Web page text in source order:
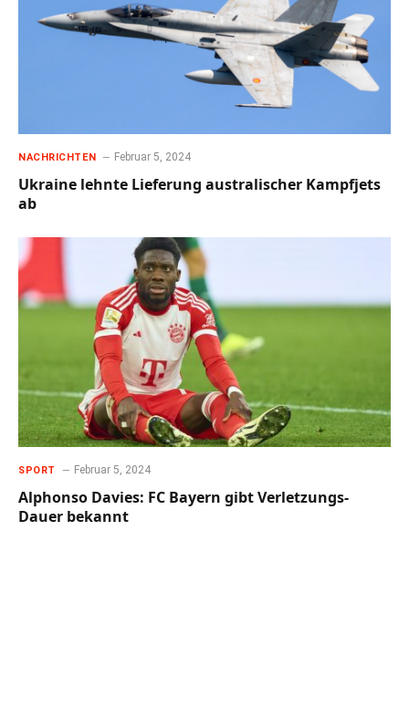
NACHRICHTEN Februar 5, 2024
Ukraine lehnte Lieferung australischer Kampfjets
ab
SPORT Februar 5, 2024
Alphonso Davies: FC Bayern gibt Verletzungs-
Dauer bekannt